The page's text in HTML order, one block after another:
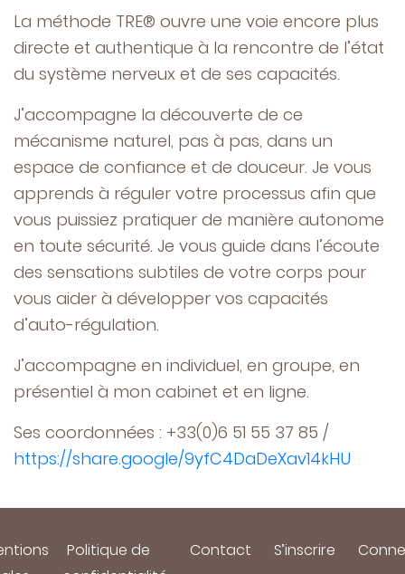
La méthode TRE® ouvre une voie encore plus
directe et authentique à la rencontre de l’état
du système nerveux et de ses capacités.
J’accompagne la découverte de ce
mécanisme naturel, pas à pas, dans un
espace de confiance et de douceur. Je vous
apprends à réguler votre processus afin que
vous puissiez pratiquer de manière autonome
en toute sécurité. Je vous guide dans l’écoute
des sensations subtiles de votre corps pour
vous aider à développer vos capacités
d’auto-régulation.
J’accompagne en individuel, en groupe, en
présentiel à mon cabinet et en ligne.
Ses coordonnées : +33(0)6 51 55 37 85 /
https://share.google/9yfC4DaDeXav14kHU
Politique de
Contact S’inscrire